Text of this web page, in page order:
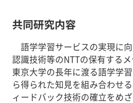
共同研究内容
語学学習サービスの実現に
認識技術等のNTTの保有するメ
東京大学の長年に渡る語学学
ら得られた知見を組み合わせ
ィードバック技術の確立をめざ